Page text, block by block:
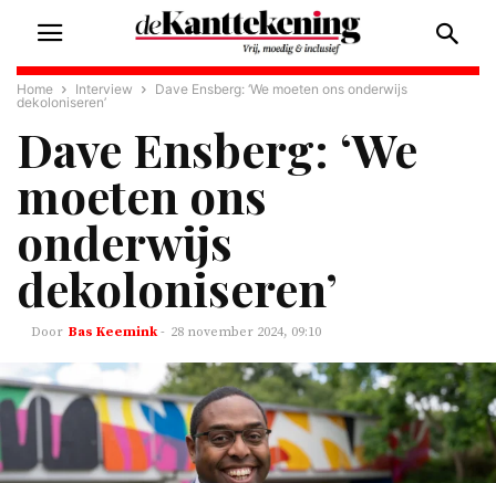
Home Interview
Dave Ensberg: ‘We moeten ons onderwijs
dekoloniseren’
Dave Ensberg: ‘We
moeten ons
onderwijs
dekoloniseren’
Bas Keemink - 28 november 2024, 09:10